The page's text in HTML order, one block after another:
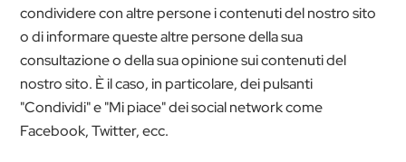
condividere con altre persone i contenuti del nostro sito
o di informare queste altre persone della sua
consultazione o della sua opinione sui contenuti del
nostro sito. È il caso, in particolare, dei pulsanti
"Condividi" e "Mi piace" dei social network come
Facebook, Twitter, ecc.